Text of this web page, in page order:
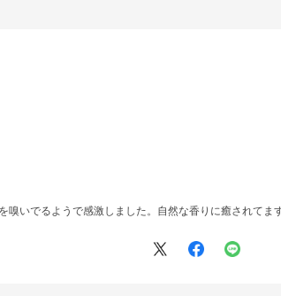
いでるようで感激しました。自然な香りに癒されてま